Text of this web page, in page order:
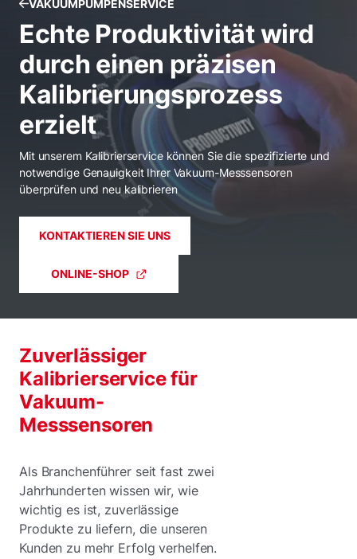
VAKUUMPUMPENSERVICE
Echte Produktivität wird
durch einen präzisen
Kalibrierungsprozess
erzielt
Mit unserem Kalibrierservice können Sie die spezifizierte und
notwendige Genauigkeit Ihrer Vakuum-Messsensoren
überprüfen und neu kalibrieren
KONTAKTIEREN SIE UNS
ONLINE-SHOP
Zuverlässiger
Kalibrierservice für
Vakuum-
Messsensoren
Als Branchenführer seit fast zwei
Jahrhunderten wissen wir, wie
wichtig es ist, zuverlässige
Produkte zu liefern, die unseren
Kunden zu mehr Erfolg verhelfen.